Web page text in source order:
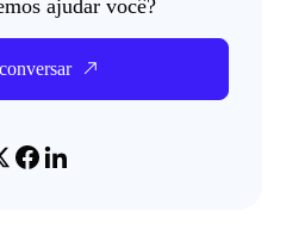
ajudar você?
on X
Share on Facebook
Share on LinkedIn